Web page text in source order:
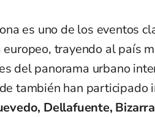
es uno de los eventos
trayendo al país
del panorama urbano
también han participado
Dellafuente,